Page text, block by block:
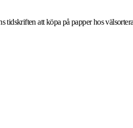
tidskriften att köpa på papper hos